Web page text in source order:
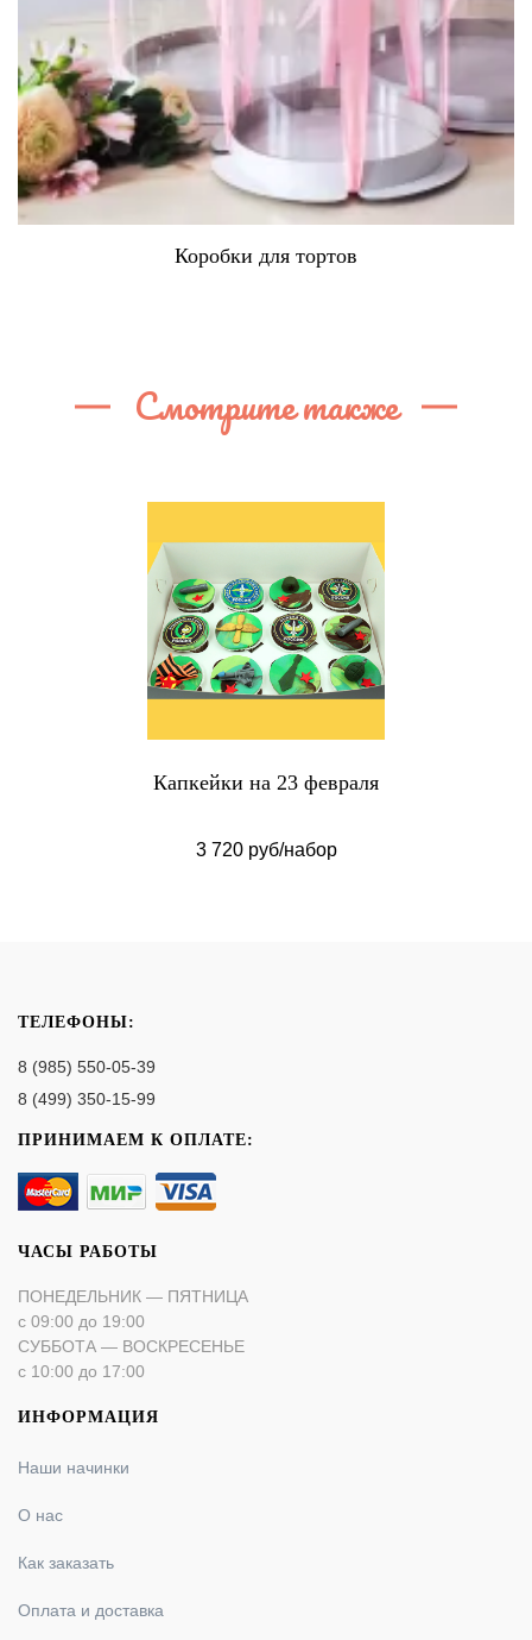
Коробки для тортов
Смотрите также
Капкейки на 23 февраля
3 720 руб/набор
ТЕЛЕФОНЫ:
8 (985) 550-05-39
8 (499) 350-15-99
ПРИНИМАЕМ К ОПЛАТЕ:
ЧАСЫ РАБОТЫ
ПОНЕДЕЛЬНИК — ПЯТНИЦА
с 09:00 до 19:00
СУББОТА — ВОСКРЕСЕНЬЕ
с 10:00 до 17:00
ИНФОРМАЦИЯ
Наши начинки
О нас
Как заказать
Оплата и доставка